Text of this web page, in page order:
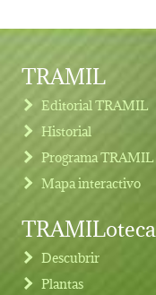
TRAMIL
Editorial TRAMIL
Historial
Programa TRAMIL
Mapa interactivo
TRAMILoteca
Descubrir
Plantas